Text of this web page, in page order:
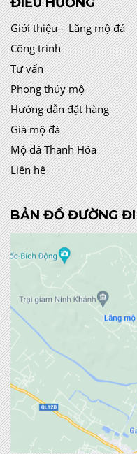
Giới thiệu – Lăng mộ đá
Công trình
Tư vấn
Phong thủy mộ
Hướng dẫn đặt hàng
Giá mộ đá
Mộ đá Thanh Hóa
Liên hệ
BẢN ĐỒ ĐƯỜNG ĐI